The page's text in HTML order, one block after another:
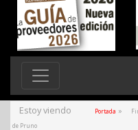
Estoy viendo Portada »
de Pruno